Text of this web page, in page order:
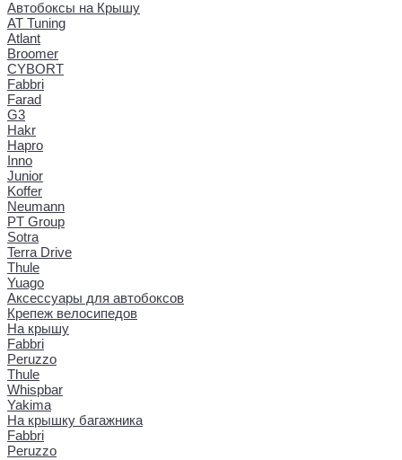
Автобоксы на Крышу
AT Tuning
Atlant
Broomer
CYBORT
Fabbri
Farad
G3
Hakr
Hapro
Inno
Junior
Koffer
Neumann
PT Group
Sotra
Terra Drive
Thule
Yuago
Аксессуары для автобоксов
Крепеж велосипедов
На крышу
Fabbri
Peruzzo
Thule
Whispbar
Yakima
На крышку багажника
Fabbri
Peruzzo